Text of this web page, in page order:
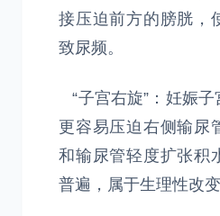
接压迫前方的膀胱，
致尿频。
“子宫右旋”：妊娠子
更容易压迫右侧输尿
和输尿管轻度扩张积
普遍，属于生理性改变